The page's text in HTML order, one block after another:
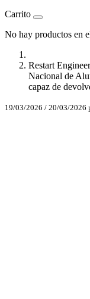
Carrito
No hay productos en
Restart
Nacional de
capaz de
19/03/2026 / 20/03/2026